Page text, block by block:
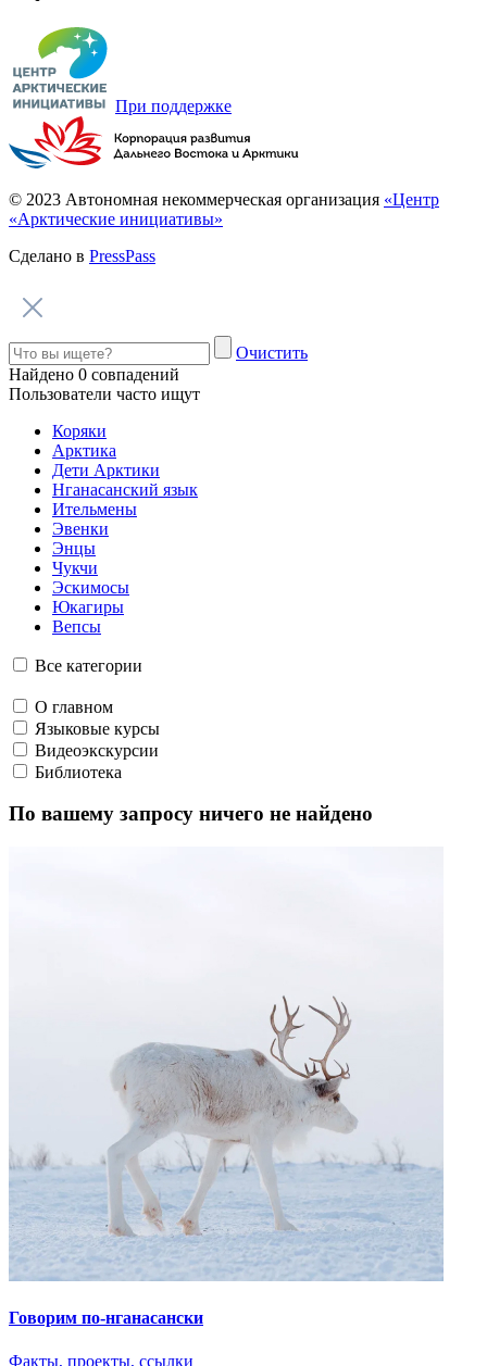
13. Зачем эвену хвост?
Фото: goskatalog.ru, Томский краеведческий музей
Эвенская парка, середина XX века
Эвены носят распашные кафтаны с клиньями и меховым
в кафтане удобно ездить на олене верхом. А «хвост» остался
от древнего костюма, когда кроить еще не умели и носили
защититься от злых духов и связаться с добрыми.
14. Кто летом пасет оленя вместо эвенка?
«Летом олений пастух – гнус» – гласит эвенкийская
пословица.
Крохотные насекомые, а еще оводы, не дают оленям спокойно
стада: чем ближе к центру, тем меньше мошек.
15. Как юкагирка объяснялась в любви?
Фото: Сеймчанский краеведческий музей
Незамужняя юкагирская девушка рисовала валентинку на
бересте. Фигурки, похожие на стрелы, – это люди. Облачка
сверху – ее мысли. Это уникальное юкагирское рисунчатое
письмо можно перевести так:
жена и дети. У меня есть жених, но я всегда буду думать о
тебе. В моем сердце печаль».
16. Как отжигают ительмены?
Танцуют до упаду на ительменском празднике Алхалалалай.
17 часов и 5 минут беспрерывных танцев – это абсолютный
рекорд танцевального марафона коренных народов.
17. Сколько жен у коряка?
согласие первой жены. Поэтому многоженство среди коряков
не распространено, хотя и возможно.
# МыДетиАрктики
# ДетиАрктики
# Ханты
# Ненцы
# Карелы
# Якуты
# Саха
# Коми
# Вепсы
# Эскимосы
# Нганасаны